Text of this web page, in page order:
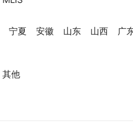
宁夏 安徽 山东 山西 广
其他